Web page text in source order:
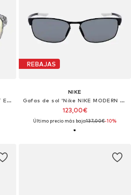
Gafas de sol 'WINDTRACK HEAT E IQ7271X'
REBAJAS
NIKE
Gafas de sol 'Nike NIKE MODERN METAL P N IW5874X Satin black/polar grey 58/15/140 MAN Sunglasses'
123,00€
Último precio más bajo:137,00€-10%